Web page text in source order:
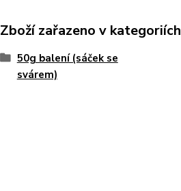
Zboží zařazeno v kategoriích
50g balení (sáček se
svárem)